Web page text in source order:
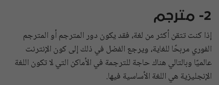
2- مترجم
إذا كنت تتقن أكثر من لغة، فقد يكون دور المترجم أو المترجم
الفوري مربحًا للغاية، ويرجع الفضل في ذلك إلى كون الإنترنت
عالميًا وبالتالي هناك حاجة للترجمة في الأماكن التي لا تكون اللغة
الإنجليزية هي اللغة الأساسية فيها.